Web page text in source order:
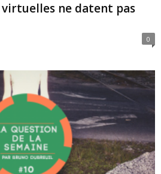
virtuelles ne datent pas
0